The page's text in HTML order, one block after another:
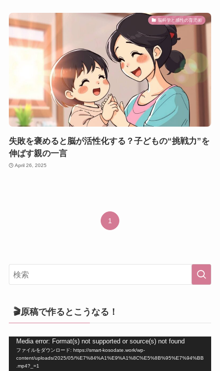
脳科学と感性の育児術
失敗を褒めると脳が活性化する？子どもの“挑戦力”を
伸ばす親の一言
April 26, 2025
1
🎬原稿で作るとこうなる！
Media error: Format(s) not supported or source(s) not found
ファイルをダウンロード: https://smart-kosodate.work/wp-
content/uploads/2025/05/%E7%84%A1%E9%A1%8C%E5%8B%95%E7%94%BB
.mp4?_=1